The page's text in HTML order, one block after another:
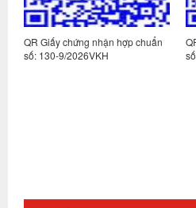
QR Giấy chứng nhận hợp chuẩn
số: 130-9/2026VKH